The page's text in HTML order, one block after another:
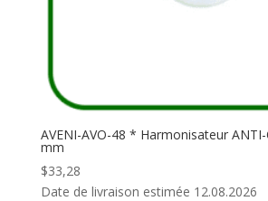
AVENI-AVO-48 * Harmonisateur
mm
$33,28
Date de livraison estimée 12.08.2026